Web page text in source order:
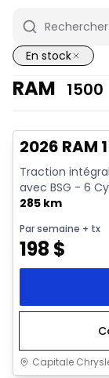
En stock
RAM 1500
En stock
2026 RAM
Traction
avec BSG - 6
285 km
Par semaine + tx
198 $
Capitale